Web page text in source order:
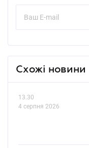
Схожі новини
13.30
4 серпня 2026